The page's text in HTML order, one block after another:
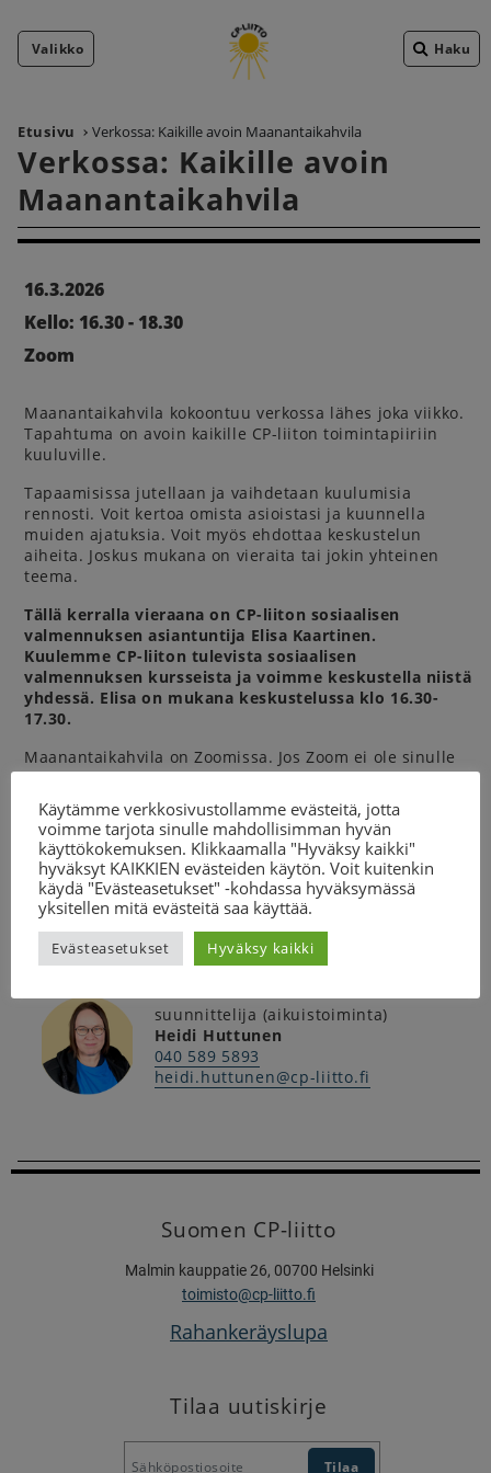
Valikko Haku
Etusivu Verkossa: Kaikille avoin Maanantaikahvila
Verkossa: Kaikille avoin
Maanantaikahvila
16.3.2026
Kello: 16.30 - 18.30
Zoom
Maanantaikahvila kokoontuu verkossa lähes joka viikko.
Tapahtuma on avoin kaikille CP-liiton toimintapiiriin
kuuluville.
Tapaamisissa jutellaan ja vaihdetaan kuulumisia
rennosti. Voit kertoa omista asioistasi ja kuunnella
muiden ajatuksia. Voit myös ehdottaa keskustelun
aiheita. Joskus mukana on vieraita tai jokin yhteinen
teema.
Tällä kerralla vieraana on CP-liiton sosiaalisen
valmennuksen asiantuntija Elisa Kaartinen.
Kuulemme CP-liiton tulevista sosiaalisen
valmennuksen kursseista ja voimme keskustella niistä
yhdessä. Elisa on mukana keskustelussa klo 16.30-
17.30.
Maanantaikahvila on Zoomissa. Jos Zoom ei ole sinulle
tuttu tai tarvitset apua mukaan liittymisessä, voit ottaa
yhteyttä CP-liiton suunnittelija Heidiin.
Voit tulla mukaan silloin kun sinulle sopii. Voit olla
mukana koko ajan tai vain hetken.
Tervetuloa mukaan – kahvin kanssa tai ilman.
TÄSTÄ pääset mukaan keskusteluun.
suunnittelija (aikuistoiminta)
Heidi Huttunen
040 589 5893
heidi.huttunen@cp-liitto.fi
Suomen CP-liitto
Malmin kauppatie 26, 00700 Helsinki
toimisto@cp-liitto.fi
Rahankeräyslupa
Tilaa uutiskirje
Käytämme verkkosivustollamme evästeitä, jotta
voimme tarjota sinulle mahdollisimman hyvän
käyttökokemuksen. Klikkaamalla "Hyväksy kaikki"
hyväksyt KAIKKIEN evästeiden käytön. Voit kuitenkin
käydä "Evästeasetukset" -kohdassa hyväksymässä
yksitellen mitä evästeitä saa käyttää.
Evästeasetukset Hyväksy kaikki